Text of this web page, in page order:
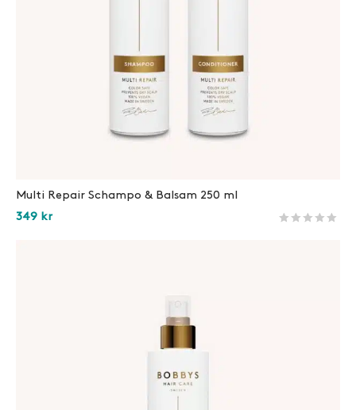
Multi Repair Schampo & Balsam 250 ml
349 kr